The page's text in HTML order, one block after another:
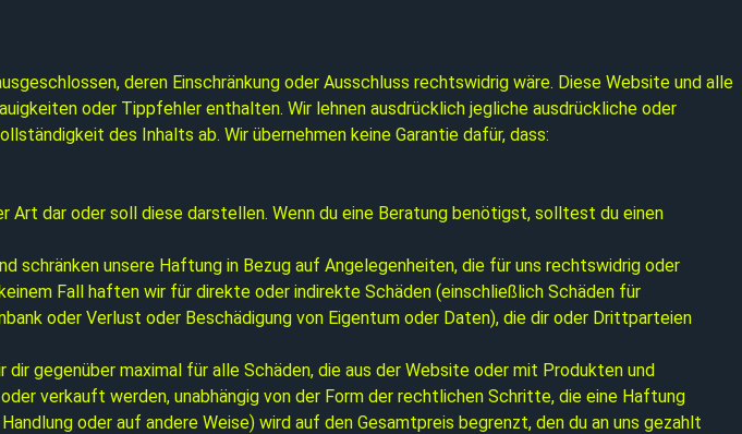
deren Einschränkung oder Ausschluss rechtswidrig wäre. Diese Website und alle
oder Tippfehler enthalten. Wir lehnen ausdrücklich jegliche ausdrückliche oder
des Inhalts ab. Wir übernehmen keine Garantie dafür, dass:
dar oder soll diese darstellen. Wenn du eine Beratung benötigst, solltest du einen
unsere Haftung in Bezug auf Angelegenheiten, die für uns rechtswidrig oder
Fall haften wir für direkte oder indirekte Schäden (einschließlich Schäden für
oder Verlust oder Beschädigung von Eigentum oder Daten), die dir oder Drittparteien
gegenüber maximal für alle Schäden, die aus der Website oder mit Produkten und
verkauft werden, unabhängig von der Form der rechtlichen Schritte, die eine Haftung
oder auf andere Weise) wird auf den Gesamtpreis begrenzt, den du an uns gezahlt